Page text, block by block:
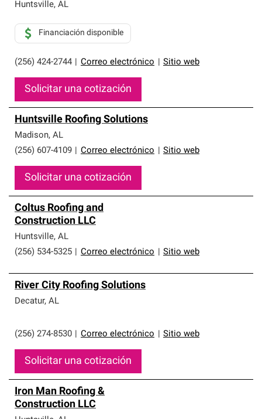
Huntsville, AL
(256) 424-2744 Correo electrónico Sitio web
Financiación disponible
Solicitar una cotización
Huntsville Roofing Solutions
Madison, AL
(256) 607-4109
Correo electrónico Sitio web
Solicitar una cotización
Coltus Roofing and
Construction LLC
Huntsville, AL
(256) 534-5325
Correo electrónico Sitio web
River City Roofing Solutions
Decatur, AL
(256) 274-8530 Correo electrónico Sitio web
Solicitar una cotización
Iron Man Roofing &
Construction LLC